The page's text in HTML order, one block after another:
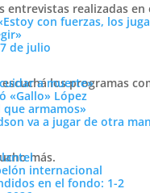
entrevistas realizadas en
con fuerzas, los
de julio
los programas
a muerte»
«Gallo» López
armamos»
va a jugar de otra
más.
internacional
en el fondo: 1-2
y después de los
club y mucho más.